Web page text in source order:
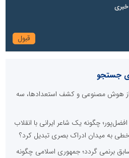
خبری
جستجو
از هوش مصنوعی و کشف استعدادها، سه
چگونه یک شاعر ایرانی با انقلاب
به میدان ادراک بصری تبدیل کرد؟
برنمی گردد؛ جمهوری اسلامی چگونه